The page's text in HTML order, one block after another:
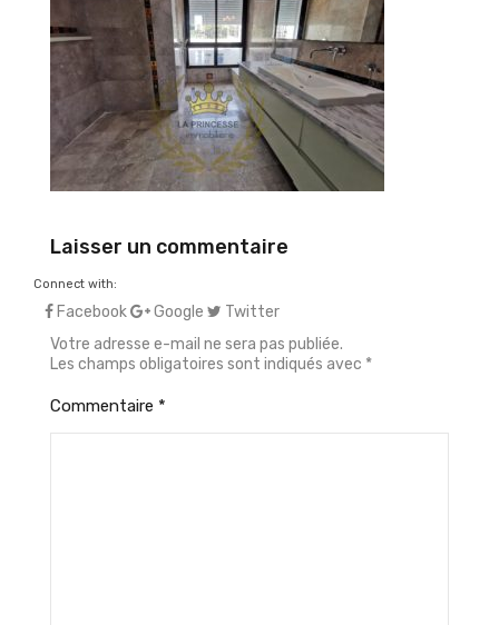
Laisser un commentaire
Connect with:
Facebook Google
Twitter
Votre adresse e-mail ne sera pas publiée.
Les champs obligatoires sont indiqués avec *
Commentaire *